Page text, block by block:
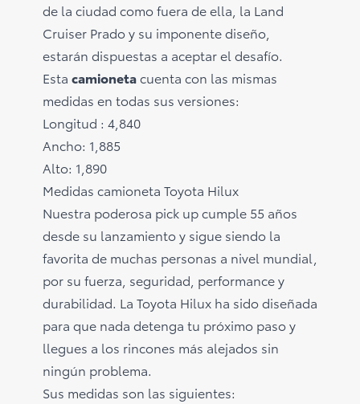
de la ciudad como fuera de ella, la Land
Cruiser Prado y su imponente diseño,
estarán dispuestas a aceptar el desafío.
Esta camionetacuenta con las mismas
medidas en todas sus versiones:
Longitud : 4,840
Ancho: 1,885
Alto: 1,890
Medidas camioneta Toyota Hilux
Nuestra poderosa pick up cumple 55 años
desde su lanzamiento y sigue siendo la
favorita de muchas personas a nivel mundial,
por su fuerza, seguridad, performance y
durabilidad. La Toyota Hilux ha sido diseñada
para que nada detenga tu próximo paso y
llegues a los rincones más alejados sin
ningún problema.
Sus medidas son las siguientes: